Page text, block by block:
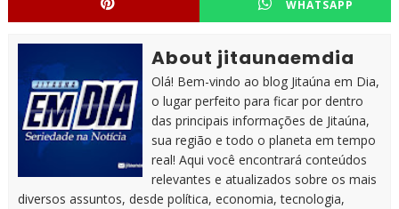
WHATSAPP
About jitaunaemdia
Olá! Bem-vindo ao blog Jitaúna em Dia,
o lugar perfeito para ficar por dentro
das principais informações de Jitaúna,
sua região e todo o planeta em tempo
real! Aqui você encontrará conteúdos
relevantes e atualizados sobre os mais
diversos assuntos, desde política, economia, tecnologia,